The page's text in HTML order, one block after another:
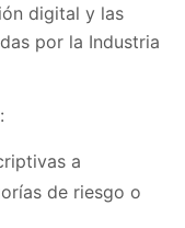
digital y las
por la Industria
a
de riesgo o